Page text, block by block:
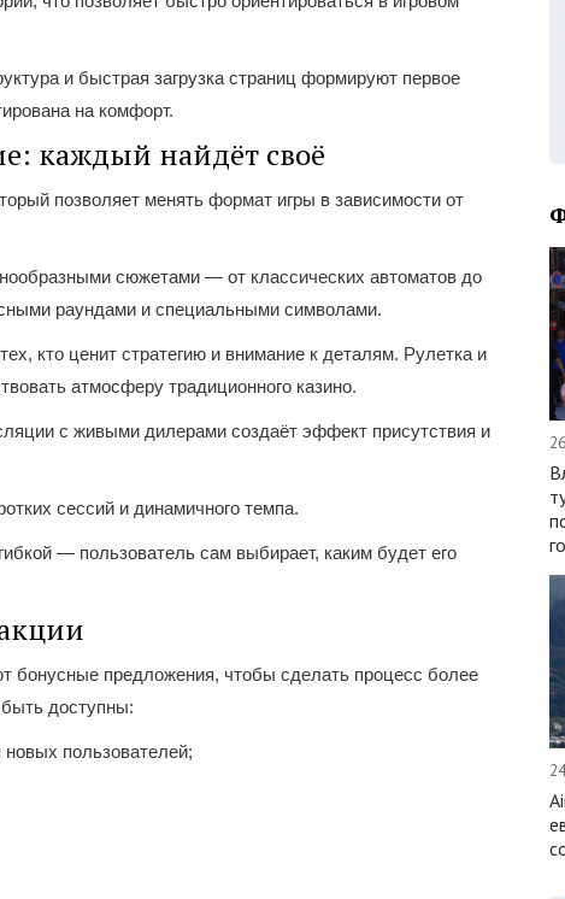
и быстрая загрузка страниц формируют первое
на комфорт.
каждый найдёт своё
позволяет менять формат игры в зависимости от
сюжетами — от классических автоматов до
раундами и специальными символами.
кто ценит стратегию и внимание к деталям. Рулетка и
атмосферу традиционного казино.
с живыми дилерами создаёт эффект присутствия и
сессий и динамичного темпа.
— пользователь сам выбирает, каким будет его
бонусные предложения, чтобы сделать процесс более
доступны:
пользователей;